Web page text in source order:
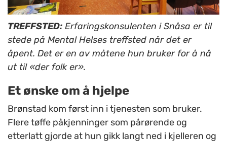
TREFFSTED: Erfaringskonsulenten i Snåsa er til
stede på Mental Helses treffsted når det er
åpent. Det er en av måtene hun bruker for å nå
ut til «der folk er».
Et ønske om å hjelpe
Brønstad kom først inn i tjenesten som bruker.
Flere tøffe påkjenninger som pårørende og
etterlatt gjorde at hun gikk langt ned i kjelleren og